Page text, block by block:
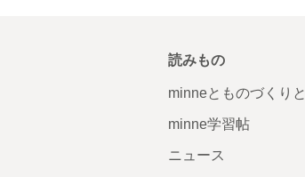
読みもの
minneとものづくりと
minne学習帖
ニュース